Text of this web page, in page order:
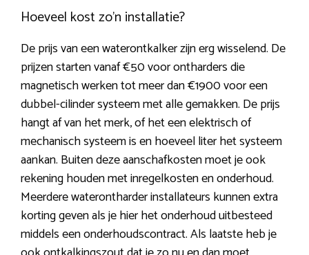
Hoeveel kost zo’n installatie?
De prijs van een waterontkalker zijn erg wisselend. De
prijzen starten vanaf €50 voor ontharders die
magnetisch werken tot meer dan €1900 voor een
dubbel-cilinder systeem met alle gemakken. De prijs
hangt af van het merk, of het een elektrisch of
mechanisch systeem is en hoeveel liter het systeem
aankan. Buiten deze aanschafkosten moet je ook
rekening houden met inregelkosten en onderhoud.
Meerdere waterontharder installateurs kunnen extra
korting geven als je hier het onderhoud uitbesteed
middels een onderhoudscontract. Als laatste heb je